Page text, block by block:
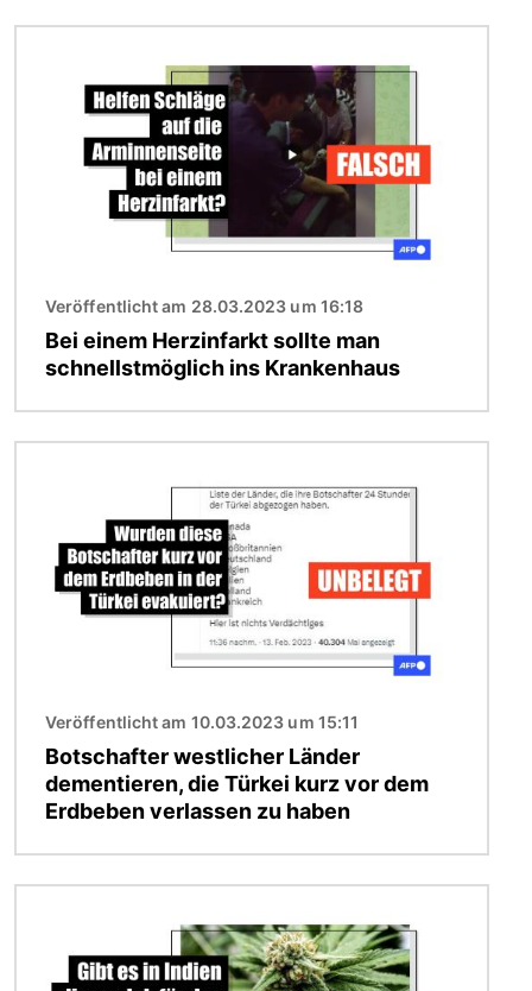
Veröffentlicht am 28.03.2023 um 16:18
Bei einem Herzinfarkt sollte man
schnellstmöglich ins Krankenhaus
Veröffentlicht am 10.03.2023 um 15:11
Botschafter westlicher Länder
dementieren, die Türkei kurz vor dem
Erdbeben verlassen zu haben